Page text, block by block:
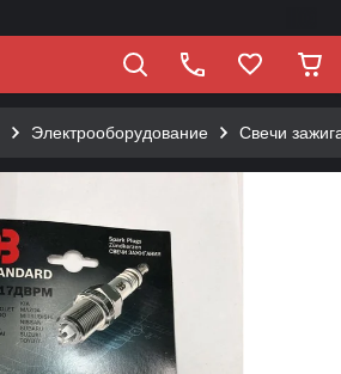
Электрооборудование Свечи